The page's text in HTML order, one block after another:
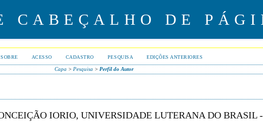
SOBRE ACESSO CADASTRO PESQUISA EDIÇÕES ANTERIORES
Capa > Pesquisa > Perfil do Autor
IORIO, UNIVERSIDADE LUTERANA DO BRASIL -